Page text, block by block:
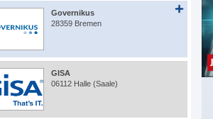
Governikus
28359 Bremen
GISA
06112 Halle (Saale)